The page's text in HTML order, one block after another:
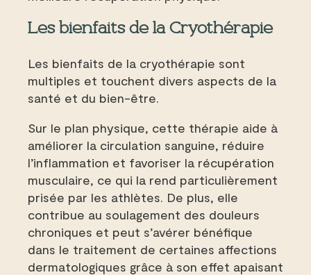
Les bienfaits de la Cryothérapie
Les bienfaits de la cryothérapie sont
multiples et touchent divers aspects de la
santé et du bien-être.
Sur le plan physique, cette thérapie aide à
améliorer la circulation sanguine, réduire
l’inflammation et favoriser la récupération
musculaire, ce qui la rend particulièrement
prisée par les athlètes. De plus, elle
contribue au soulagement des douleurs
chroniques et peut s’avérer bénéfique
dans le traitement de certaines affections
dermatologiques grâce à son effet apaisant